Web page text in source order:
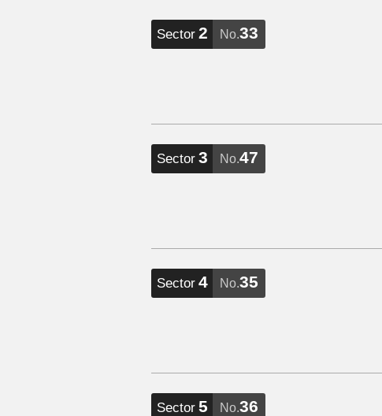
Sector 2 No.33
Sector 3 No.47
Sector 4 No.35
Sector 5 No.36